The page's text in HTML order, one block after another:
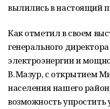
вылились в настоящий
Как отметил в своем
генерального
электроэнергии и
В. Мазур, с открытием
населения нашего
возможность упростить